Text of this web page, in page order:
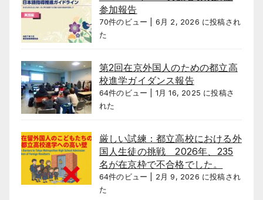
参加報告
70件のビュー
6月 2, 2026 に投稿され
た
第2回在京外国人のための都立高
校進学ガイダンス報告
64件のビュー
1月 16, 2025 に投稿さ
れた
厳しい試練：都立高校における外
国人生徒の挑戦 2026年、235
名が在京枠で不合格でした。
64件のビュー
2月 9, 2026 に投稿され
た